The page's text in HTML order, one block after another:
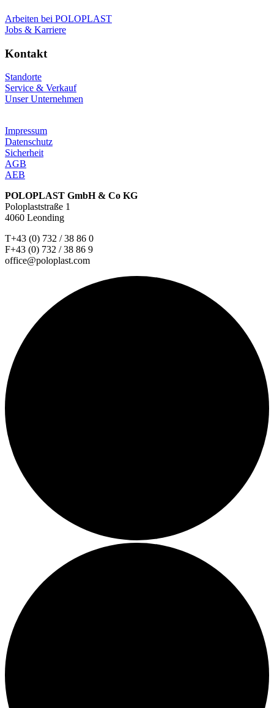
Arbeiten bei POLOPLAST
Jobs & Karriere
Kontakt
Standorte
Service & Verkauf
Unser Unternehmen
Impressum
Datenschutz
Sicherheit
AGB
AEB
POLOPLAST GmbH & Co KG
Poloplaststraße 1
4060 Leonding
T+43 (0) 732 / 38 86 0
F+43 (0) 732 / 38 86 9
office@poloplast.com